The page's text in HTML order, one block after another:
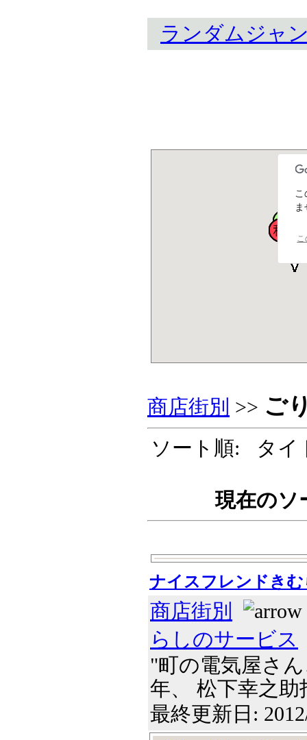
ランダムジャ
商店街別 >> ご
ソート順: タイ
現在のソ
ナイスフレンドきむ
商店街別
らしのサービス
"町の電気屋さ
年、 松下幸之助
最終更新日: